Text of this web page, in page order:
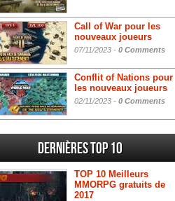
Call of War pour les
nouveaux joueurs
07/11/2023 - 0 Comments
Conflit of Nations pour
les nouveaux joueurs
02/11/2023 - 0 Comments
Dernières Top 10
TOP 10 Meilleurs
MMORPG gratuits de
2017